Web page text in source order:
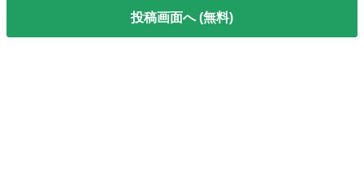
投稿画面へ (無料)